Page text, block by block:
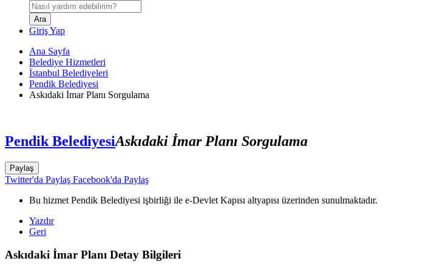
Giriş Yap
Ana Sayfa
Belediye Hizmetleri
İstanbul Belediyeleri
Pendik Belediyesi
Askıdaki İmar Planı Sorgulama
Pendik BelediyesiAskıdaki İmar Planı Sorgulama
Paylaş
Twitter'da Paylaş Facebook'da Paylaş
Bu hizmet Pendik Belediyesi işbirliği ile e-Devlet Kapısı altyapısı üzerinden sunulmaktadır.
Yazdır
Geri
Askıdaki İmar Planı Detay Bilgileri